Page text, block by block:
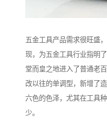
五金工具产品需求很旺盛
现，为五金工具行业指明
堂而皇之地进入了普通老
改以往的单调型，新增了
六色的色泽，尤其在工具
少。